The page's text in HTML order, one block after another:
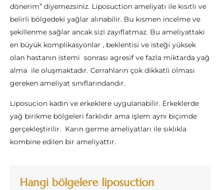
dönerim” diyemezsiniz. Liposuction ameliyatı ile kısıtlı ve
belirli bölgedeki yağlar alınabilir. Bu kısmen incelme ve
şekillenme sağlar ancak sizi zayıflatmaz. Bu ameliyattaki
en büyük komplikasyonlar , beklentisi ve isteği yüksek
olan hastanın istemi sonrası agresif ve fazla miktarda yağ
alma ile oluşmaktadır. Cerrahların çok dikkatli olması
gereken ameliyat sınıflarındandır.
Liposucion kadın ve erkeklere uygulanabilir. Erkeklerde
yağ birikme bölgeleri farklıdır ama işlem aynı biçimde
gerçekleştirilir. Karın germe ameliyatları ile sıklıkla
kombine edilen bir ameliyattır.
Hangi bölgelere liposuction